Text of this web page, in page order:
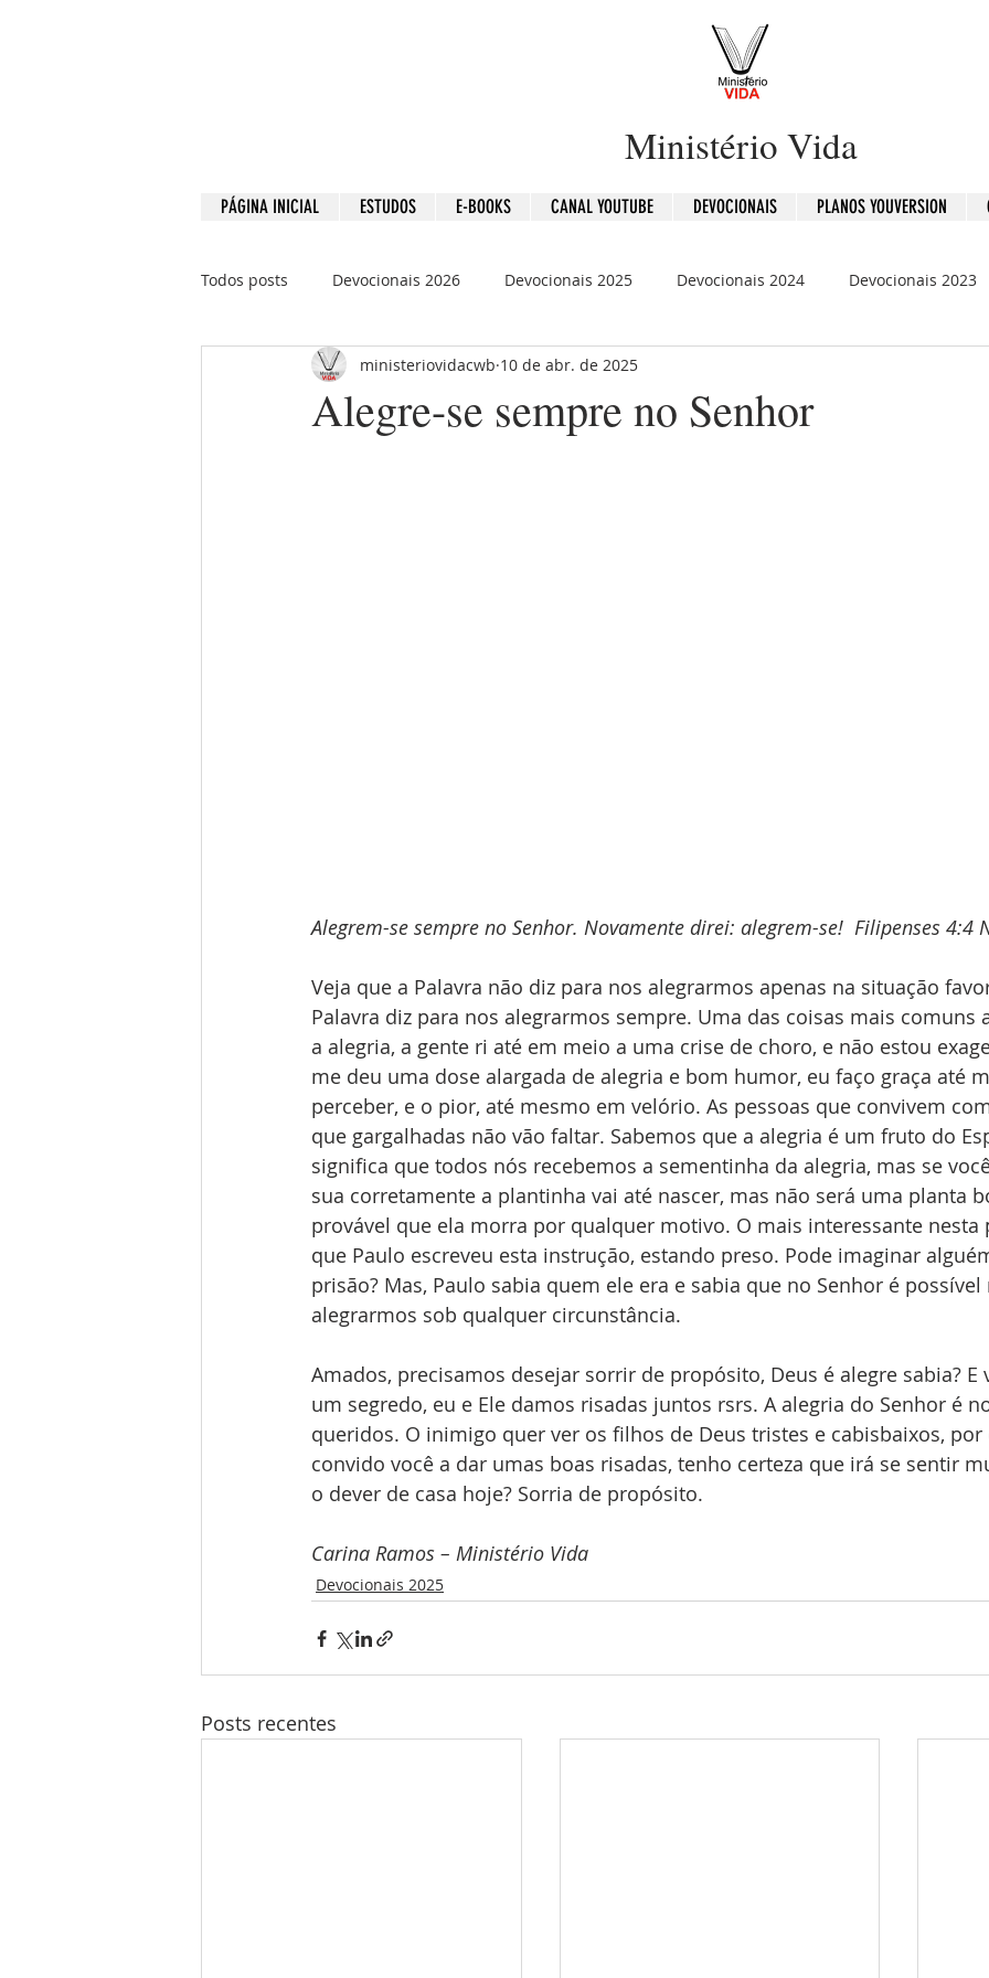
Ministério Vida
PÁGINA INICIAL ESTUDOS E-BOOKS CANAL YOUTUBE DEVOCIONAIS PLANOS YOUVERSION
Todos posts Devocionais 2026 Devocionais 2025 Devocionais 2024 Devocionais 2023
Devocionais 2021 Devocionais 2020 120 Dias - Leitura Bíblica
Alegre-se sempre no Senhor
ministeriovidacwb 10 de abr. de 2025
Alegrem-se sempre no Senhor. Novamente direi: alegrem-se!  Filipenses 4:4
Veja que a Palavra não diz para nos alegrarmos apenas na situação
Palavra diz para nos alegrarmos sempre. Uma das coisas mais comuns
a alegria, a gente ri até em meio a uma crise de choro, e não estou
me deu uma dose alargada de alegria e bom humor, eu faço graça até
perceber, e o pior, até mesmo em velório. As pessoas que convivem
que gargalhadas não vão faltar. Sabemos que a alegria é um fruto do
significa que todos nós recebemos a sementinha da alegria, mas se
sua corretamente a plantinha vai até nascer, mas não será uma planta
provável que ela morra por qualquer motivo. O mais interessante nesta
que Paulo escreveu esta instrução, estando preso. Pode imaginar
prisão? Mas, Paulo sabia quem ele era e sabia que no Senhor é possível
alegrarmos sob qualquer circunstância.
Amados, precisamos desejar sorrir de propósito, Deus é alegre sabia? E
um segredo, eu e Ele damos risadas juntos rsrs. A alegria do Senhor é
queridos. O inimigo quer ver os filhos de Deus tristes e cabisbaixos, por
convido você a dar umas boas risadas, tenho certeza que irá se sentir
o dever de casa hoje? Sorria de propósito.
Carina Ramos – Ministério Vida
Devocionais 2025
Posts recentes